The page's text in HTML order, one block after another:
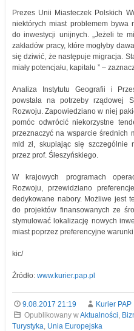
Prezes Unii Miasteczek Polskich
niektórych miast problemem bywa
do inwestycji unijnych. „Jeżeli te
zakładów pracy, które mogłyby
się dziwić, że następuje migracja.
miały potencjału, kapitału ” –
Analiza Instytutu Geografii i
powstała na potrzeby rządowej
Rozwoju. Zapowiedziano w niej
pomóc odwrócić niekorzystne
przeznaczyć na wsparcie średnich
mld zł, skupiając się szczególnie
przez prof. Śleszyńskiego.
W krajowych programach
Rozwoju, przewidziano
dedykowane nabory. Możliwe jest
do projektów finansowanych ze
stymulować lokalizację nowych
miast poprzez preferencyjne
kic/
Źródło: www.kurier.pap.pl
9.08.2017 21:19
Kurier PAP
Opublikowany wAktualności,
Turystyka, Unia Europejska